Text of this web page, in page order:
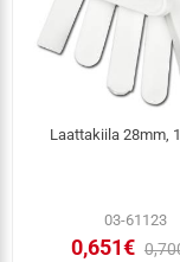
Laattakiila 28mm,
03-61123
0,651€